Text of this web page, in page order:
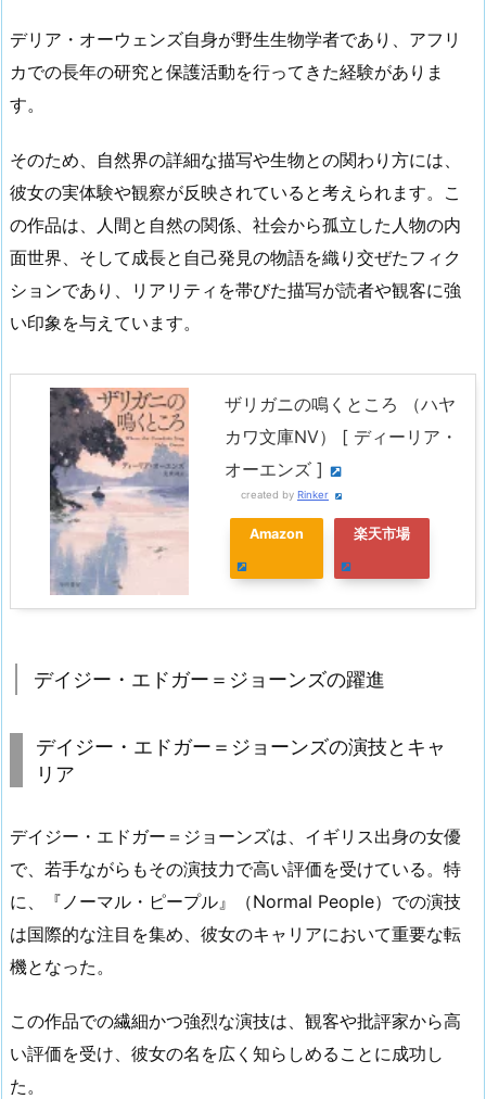
デリア・オーウェンズ自身が野生生物学者であり、アフリ
カでの長年の研究と保護活動を行ってきた経験がありま
す。
そのため、自然界の詳細な描写や生物との関わり方には、
彼女の実体験や観察が反映されていると考えられます。こ
の作品は、人間と自然の関係、社会から孤立した人物の内
面世界、そして成長と自己発見の物語を織り交ぜたフィク
ションであり、リアリティを帯びた描写が読者や観客に強
い印象を与えています。
ザリガニの鳴くところ （ハヤ
カワ文庫NV） [ ディーリア・
オーエンズ ]
created by Rinker
Amazon 楽天市場
デイジー・エドガー＝ジョーンズの躍進
デイジー・エドガー＝ジョーンズの演技とキャ
リア
デイジー・エドガー＝ジョーンズは、イギリス出身の女優
で、若手ながらもその演技力で高い評価を受けている。特
に、『ノーマル・ピープル』（Normal People）での演技
は国際的な注目を集め、彼女のキャリアにおいて重要な転
機となった。
この作品での繊細かつ強烈な演技は、観客や批評家から高
い評価を受け、彼女の名を広く知らしめることに成功し
た。